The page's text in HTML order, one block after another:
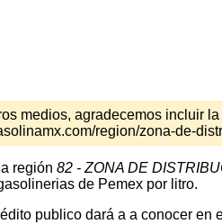
medios, agradecemos incluir
region/zona-de-
región 82 - ZONA DE
de Pemex por litro.
publico dará a a conocer